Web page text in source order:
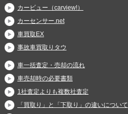
カービュー（carview!）
カーセンサー.net
車買取EX
事故車買取りタウ
車一括査定・売却の流れ
車売却時の必要書類
1社査定よりも複数社査定
「買取り」と「下取り」の違いについて